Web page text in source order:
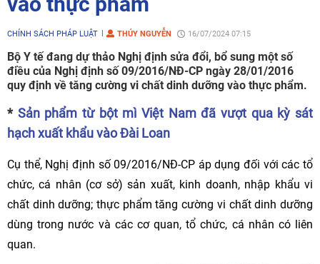
CHÍNH SÁCH PHÁP LUẬT THÚY NGUYỄN 16/07/2024 07:15
Bộ Y tế đang dự thảo Nghị định sửa đổi, bổ sung một số
điều của Nghị định số 09/2016/NĐ-CP ngày 28/01/2016
quy định về tăng cường vi chất dinh dưỡng vào thực phẩm.
* Sản phẩm từ bột mì Việt Nam đã vượt qua kỳ sát
hạch xuất khẩu vào Đài Loan
Cụ thể, Nghị định số 09/2016/NĐ-CP áp dụng đối với các tổ
chức, cá nhân (cơ sở) sản xuất, kinh doanh, nhập khẩu vi
chất dinh dưỡng; thực phẩm tăng cường vi chất dinh dưỡng
dùng trong nước và các cơ quan, tổ chức, cá nhân có liên
quan.